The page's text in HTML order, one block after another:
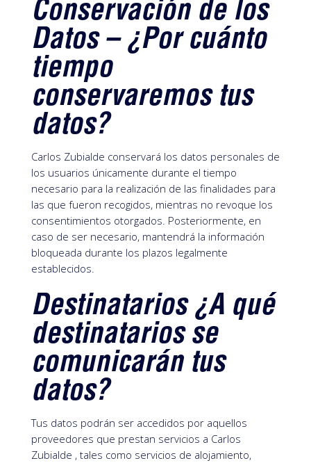
Conservación de los
Datos – ¿Por cuánto
tiempo
conservaremos tus
datos?
Carlos Zubialde conservará los datos personales de
los usuarios únicamente durante el tiempo
necesario para la realización de las finalidades para
las que fueron recogidos, mientras no revoque los
consentimientos otorgados. Posteriormente, en
caso de ser necesario, mantendrá la información
bloqueada durante los plazos legalmente
establecidos.
Destinatarios ¿A qué
destinatarios se
comunicarán tus
datos?
Tus datos podrán ser accedidos por aquellos
proveedores que prestan servicios a Carlos
Zubialde , tales como servicios de alojamiento,